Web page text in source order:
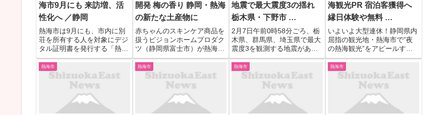
海市9月にも 来訪増、活
性化へ ／静岡
熱海市は9月にも、市内に別
荘を所有する人を対象にデジ
タル証明書を発行する「熱海
ぐるっとオーナーパスNFT」
事業を始める。SNS上で、市
内の飲食店などで利用できる
クーポンの配布や、別荘の所
有者同士が交流できる場を提
供する。別荘所有者の市内滞
開発 梅の香り 静岡・熱海
の新たな土産物に
赤ちゃんのスキンケア商品を
扱うピジョンホームプロダク
ツ（静岡県富士市）が熱海市
と協力し、熱海の温泉水を使
ったハンドクリーム
「YUKUMI（ゆくみ）」を開
発、市内限定で販売を始め
た。スイーツや海産物と違っ
た熱海の新しい土産物として
定着を目指す...
地震で最大震度3の揺れ
栃木県・下野市 …
2月7日午前0時58分ごろ、栃
木県、群馬県、埼玉県で最大
震度3を観測する地震があり
ました。静岡県の熱海市や伊
東市、富士市などでも震度1
を観測しています。 【写真を
見る】茨城県南部を震源とす
る地震で最大震度3の揺れ 栃
木県・下野市、群馬県・板...
海観光PR 宿泊客獲得へ
縁日体験や無料 …
いよいよ大型連休！静岡県内
屈指の観光地・熱海市で”夜
の熱海観光”をアピールする
新たな取り組みがスタートし
ました。最終目標は、新たな
宿泊客の獲得です。 【写真を
見る】いよいよ大型連休！夜
の熱海観光PR 宿泊客獲得
へ...縁日体験や無料「ナイ
熱海市 熱海市 熱海市 熱海市